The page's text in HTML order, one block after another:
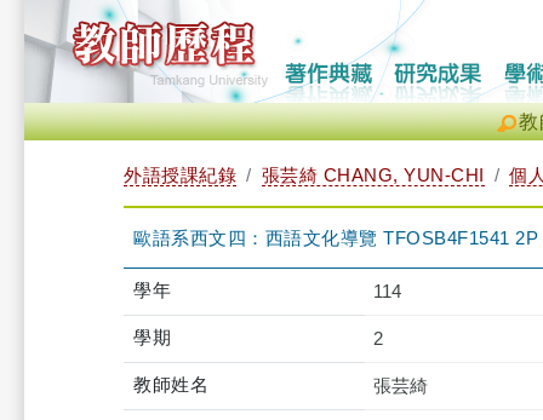
教
外語授課紀錄 張芸綺 CHANG, YUN-CHI 個
歐語系西文四：西語文化導覽 TFOSB4F1541 2P
學年 114
學期 2
教師姓名 張芸綺